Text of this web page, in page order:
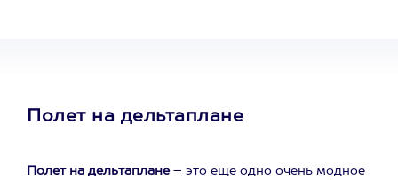
Полет на дельтаплане
Полет на дельтаплане– это еще одно очень модное